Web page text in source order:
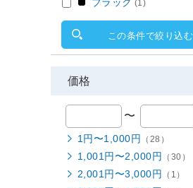
(1)
この条件で絞り込む
価格
〜
1円〜1,000円 （28）
1,001円〜2,000円 （30）
2,001円〜3,000円 （1）